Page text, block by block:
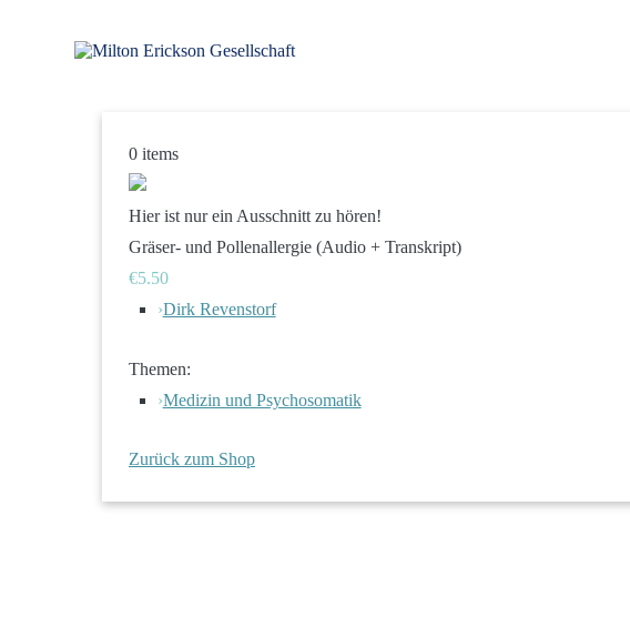
0 items
Hier ist nur ein Ausschnitt zu hören!
Gräser- und Pollenallergie (Audio + Transkript)
€5.50
›Dirk Revenstorf
Themen:
›Medizin und Psychosomatik
Zurück zum Shop